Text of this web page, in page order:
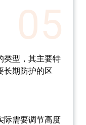
05
类型，其主要特
长期防护的区
际需要调节高度